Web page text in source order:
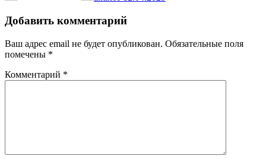
Добавить комментарий
Ваш адрес email не будет опубликован. Обязательные поля
помечены *
Комментарий *